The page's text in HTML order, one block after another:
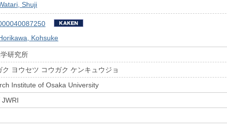
Shuji
Kohsuke
研究所
ク ヨウセツ コウガク ケンキュウジョ
Institute of Osaka University